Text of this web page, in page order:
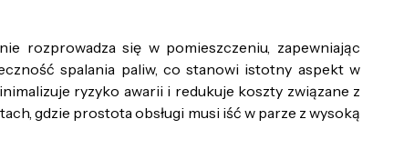
rozprowadza się w pomieszczeniu, zapewniając
spalania paliw, co stanowi istotny aspekt w
ryzyko awarii i redukuje koszty związane z
gdzie prostota obsługi musi iść w parze z wysoką